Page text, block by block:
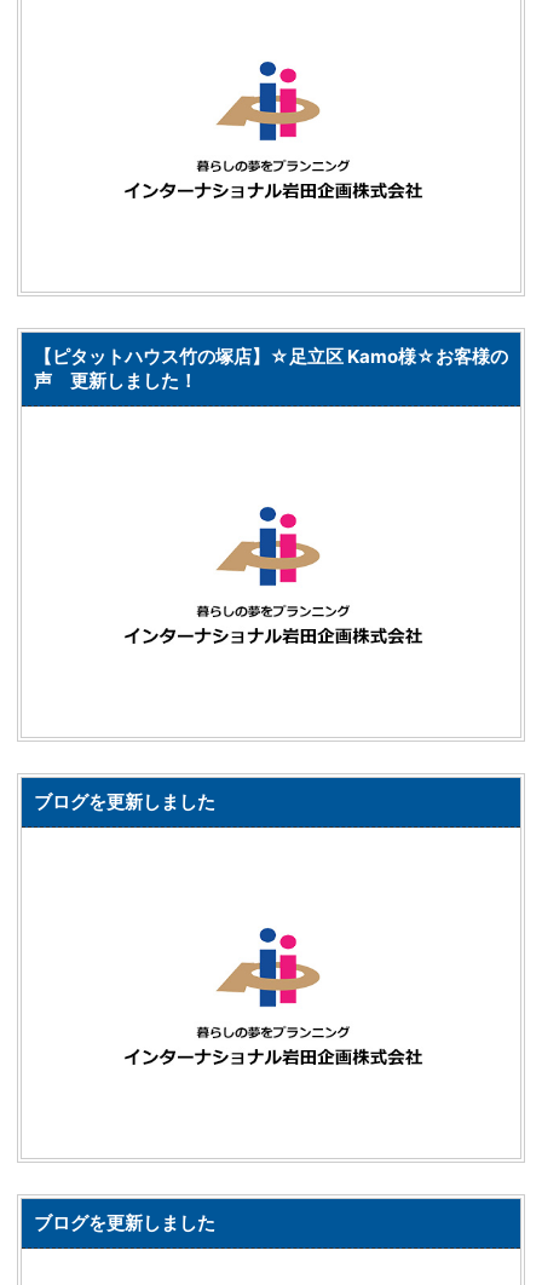
【ピタットハウス竹の塚店】☆足立区 Kamo様☆お客様の
声 更新しました！
ブログを更新しました
ブログを更新しました